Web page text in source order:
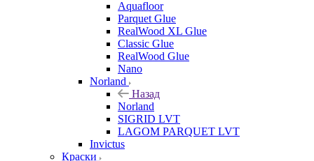
Aquafloor
Parquet Glue
RealWood XL Glue
Classic Glue
RealWood Glue
Nano
Norland
Назад
Norland
SIGRID LVT
LAGOM PARQUET LVT
Invictus
Краски